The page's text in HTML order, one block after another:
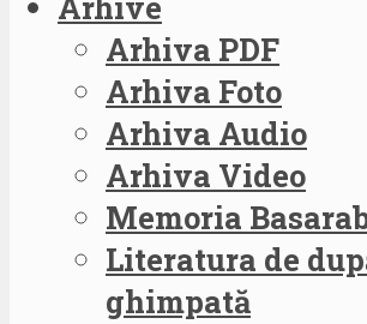
Arhiva PDF
Arhiva Foto
Arhiva Audio
Arhiva Video
Memoria
Literatura de
ghimpată